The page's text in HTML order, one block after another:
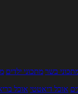
בשר מתכוני ילדים
אוכל דיאטטי אוכל